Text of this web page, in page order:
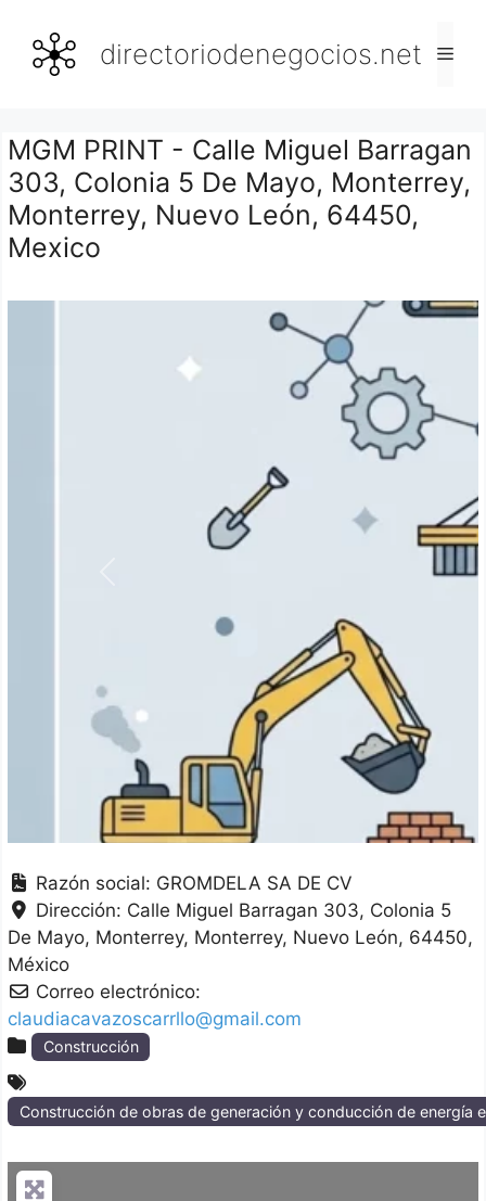
contenido
directoriodenegocios.net
MGM PRINT - Calle Miguel Barragan
303, Colonia 5 De Mayo, Monterrey,
Monterrey, Nuevo León, 64450,
Mexico
Razón social: GROMDELA SA DE CV
Dirección: Calle Miguel Barragan 303, Colonia 5
De Mayo, Monterrey Monterrey Nuevo León 64450
México
Correo electrónico:
claudiacavazoscarrllo@gmail.com
Construcción
Construcción de obras de generación y conducción de energía